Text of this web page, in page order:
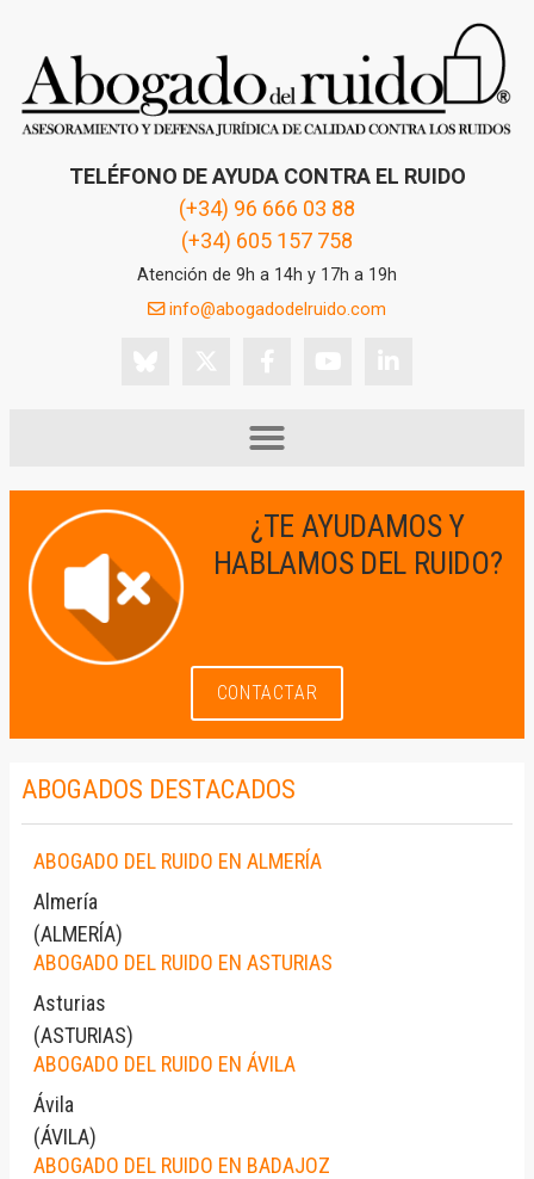
TELÉFONO DE AYUDA CONTRA EL RUIDO
(+34) 96 666 03 88
(+34) 605 157 758
Atención de 9h a 14h y 17h a 19h
info@abogadodelruido.com
¿TE AYUDAMOS Y
HABLAMOS DEL RUIDO?
CONTACTAR
ABOGADOS DESTACADOS
ABOGADO DEL RUIDO EN ALMERÍA
Almería
(ALMERÍA)
ABOGADO DEL RUIDO EN ASTURIAS
Asturias
(ASTURIAS)
ABOGADO DEL RUIDO EN ÁVILA
Ávila
(ÁVILA)
ABOGADO DEL RUIDO EN BADAJOZ